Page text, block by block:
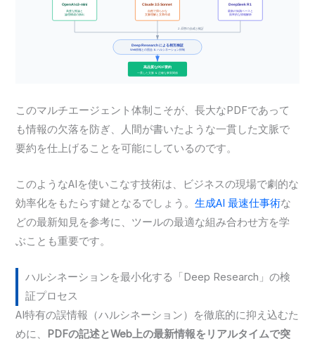
このマルチエージェント体制こそが、長大なPDFであって
も情報の欠落を防ぎ、人間が書いたような一貫した文脈で
要約を仕上げることを可能にしているのです。
このようなAIを使いこなす技術は、ビジネスの現場で劇的な
効率化をもたらす鍵となるでしょう。生成AI 最速仕事術な
どの最新知見を参考に、ツールの最適な組み合わせ方を学
ぶことも重要です。
ハルシネーションを最小化する「Deep Research」の検
証プロセス
AI特有の誤情報（ハルシネーション）を徹底的に抑え込むた
めに、
PDFの記述とWeb上の最新情報をリアルタイムで突